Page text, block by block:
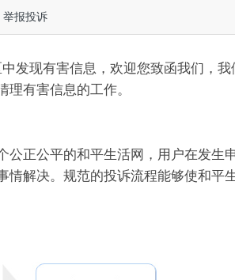
举报投诉
现有害信息，欢迎您致函我们，
有害信息的工作。
正公平的和平生活网，用户在发生
解决。规范的投诉流程能够使和平